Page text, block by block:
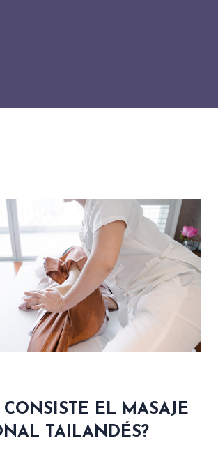
EL MASAJE
TAILANDÉS?